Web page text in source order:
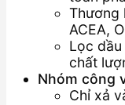
Thương
ACEA,
Lọc
chất
Nhóm công
Chỉ xả